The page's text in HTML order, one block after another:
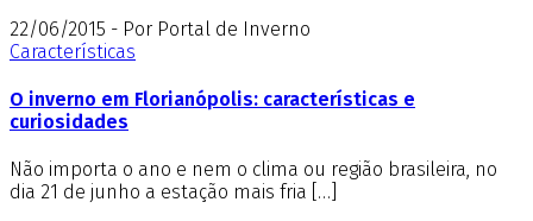
22/06/2015 - Por Portal de Inverno
Características
O inverno em Florianópolis: características e
curiosidades
Não importa o ano e nem o clima ou região brasileira, no
dia 21 de junho a estação mais fria […]